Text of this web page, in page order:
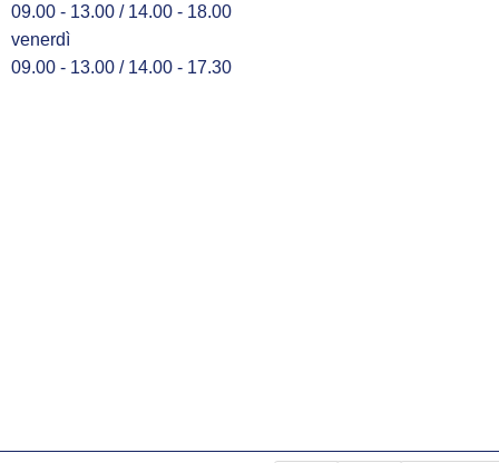
09.00 - 13.00 / 14.00 - 18.00
venerdì
09.00 - 13.00 / 14.00 - 17.30